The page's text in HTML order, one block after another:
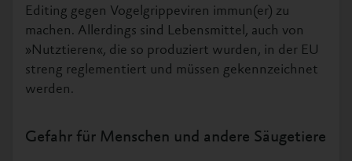
Editing gegen Vogelgrippeviren immun(er) zu
machen. Allerdings sind Lebensmittel, auch von
»Nutztieren«, die so produziert wurden, in der EU
streng reglementiert und müssen gekennzeichnet
werden.
Gefahr für Menschen und andere Säugetiere